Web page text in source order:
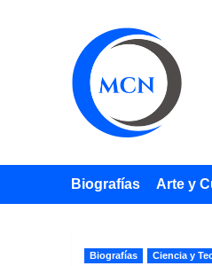
Biografías Arte y
Biografías Ciencia y